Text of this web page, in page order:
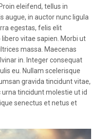
eleifend, tellus in
augue, in auctor nunc ligula
egestas, felis elit
vitae sapien. Morbi ut
massa. Maecenas
in. Integer consequat
eu. Nullam scelerisque
gravida tincidunt vitae,
tincidunt molestie ut id
senectus et netus et